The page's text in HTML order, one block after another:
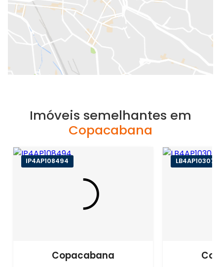
Imóveis semelhantes em
Copacabana
IP4AP108494
Copacabana
LB4AP103077